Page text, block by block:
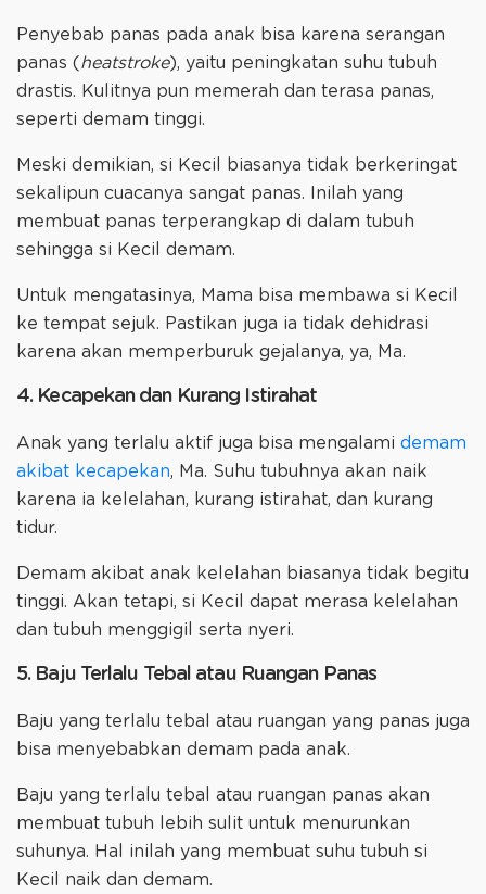
Penyebab panas pada anak bisa karena serangan
panas (heatstroke), yaitu peningkatan suhu tubuh
drastis. Kulitnya pun memerah dan terasa panas,
seperti demam tinggi.
Meski demikian, si Kecil biasanya tidak berkeringat
sekalipun cuacanya sangat panas. Inilah yang
membuat panas terperangkap di dalam tubuh
sehingga si Kecil demam.
Untuk mengatasinya, Mama bisa membawa si Kecil
ke tempat sejuk. Pastikan juga ia tidak dehidrasi
karena akan memperburuk gejalanya, ya, Ma.
4. Kecapekan dan Kurang Istirahat
Anak yang terlalu aktif juga bisa mengalami demam
akibat kecapekan, Ma. Suhu tubuhnya akan naik
karena ia kelelahan, kurang istirahat, dan kurang
tidur.
Demam akibat anak kelelahan biasanya tidak begitu
tinggi. Akan tetapi, si Kecil dapat merasa kelelahan
dan tubuh menggigil serta nyeri.
5. Baju Terlalu Tebal atau Ruangan Panas
Baju yang terlalu tebal atau ruangan yang panas juga
bisa menyebabkan demam pada anak.
Baju yang terlalu tebal atau ruangan panas akan
membuat tubuh lebih sulit untuk menurunkan
suhunya. Hal inilah yang membuat suhu tubuh si
Kecil naik dan demam.